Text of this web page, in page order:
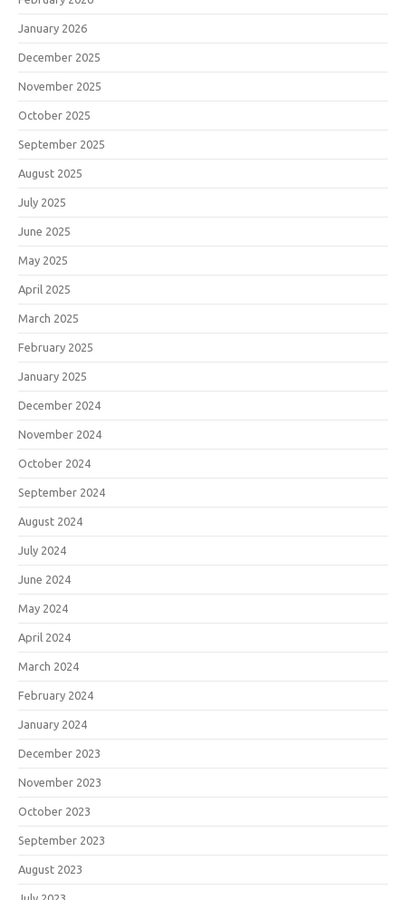
January 2026
December 2025
November 2025
October 2025
September 2025
August 2025
July 2025
June 2025
May 2025
April 2025
March 2025
February 2025
January 2025
December 2024
November 2024
October 2024
September 2024
August 2024
July 2024
June 2024
May 2024
April 2024
March 2024
February 2024
January 2024
December 2023
November 2023
October 2023
September 2023
August 2023